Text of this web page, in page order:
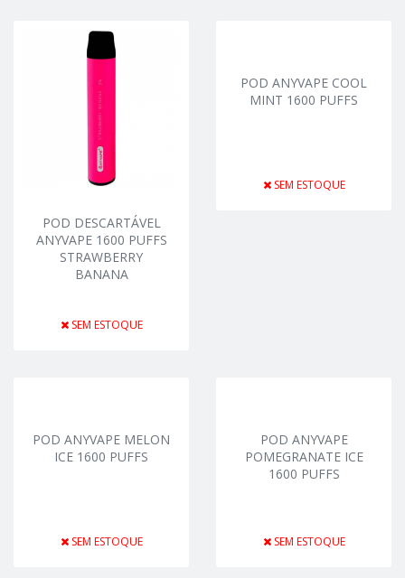
POD DESCARTÁVEL
ANYVAPE 1600 PUFFS
STRAWBERRY
BANANA
SEM ESTOQUE
POD ANYVAPE COOL
MINT 1600 PUFFS
SEM ESTOQUE
POD ANYVAPE MELON
ICE 1600 PUFFS
SEM ESTOQUE
POD ANYVAPE
POMEGRANATE ICE
1600 PUFFS
SEM ESTOQUE